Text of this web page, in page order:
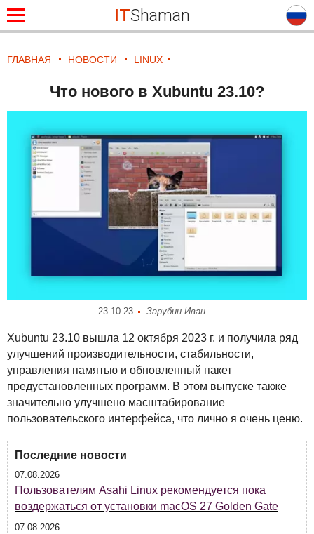
ITShaman
ГЛАВНАЯ НОВОСТИ LINUX
Что нового в Xubuntu 23.10?
23.10.23 Зарубин Иван
Xubuntu 23.10 вышла 12 октября 2023 г. и получила ряд
улучшений производительности, стабильности,
управления памятью и обновленный пакет
предустановленных программ. В этом выпуске также
значительно улучшено масштабирование
пользовательского интерфейса, что лично я очень ценю.
Последние новости
07.08.2026
Пользователям Asahi Linux рекомендуется пока
воздержаться от установки macOS 27 Golden Gate
07.08.2026